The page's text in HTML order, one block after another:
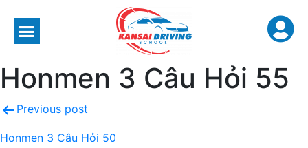
Honmen 3 Câu Hỏi 55
Previous post
Honmen 3 Câu Hỏi 50